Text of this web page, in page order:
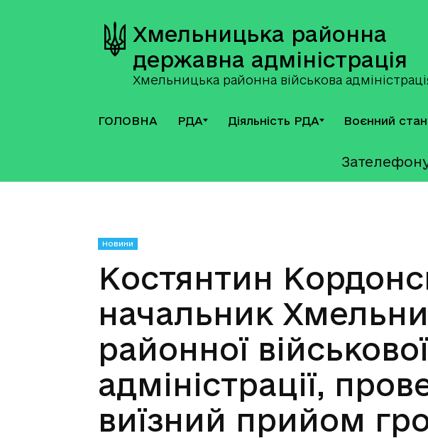
Хмельницька районна
державна адміністрація
Хмельницька районна військова
ГОЛОВНА РДА Діяльність РДА Воєнний стан
Новини
Костянтин
начальник
районної військової
адміністрації,
виїзний прийом